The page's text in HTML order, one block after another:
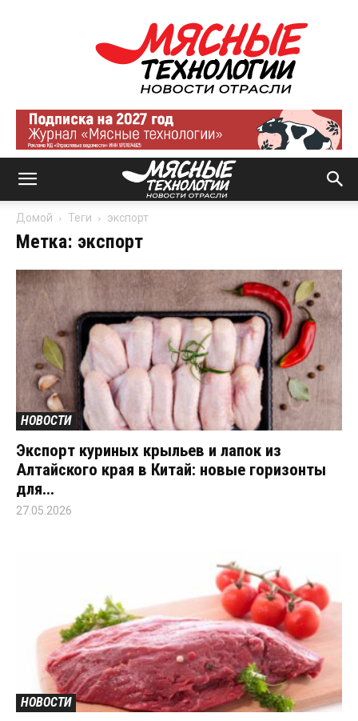
Мясные
технологии
|
Новости
отрасли
Домой Теги экспорт
Метка: экспорт
НОВОСТИ
Экспорт куриных крыльев и лапок из
Алтайского края в Китай: новые горизонты
для...
27.05.2026
НОВОСТИ